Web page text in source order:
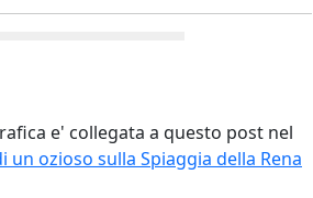
e' collegata a questo post nel
un ozioso sulla Spiaggia della Rena